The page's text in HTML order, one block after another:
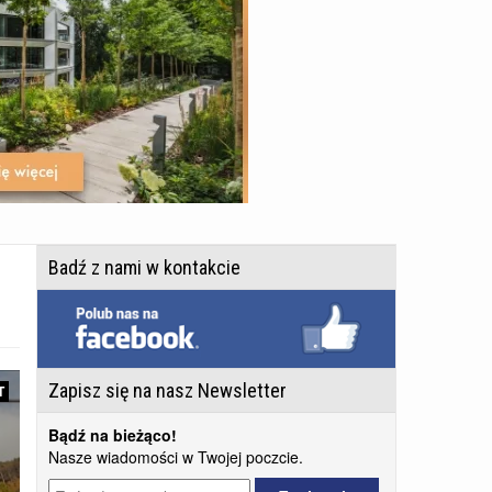
Badź z nami w kontakcie
Zapisz się na nasz Newsletter
Bądź na bieżąco!
Nasze wiadomości w Twojej poczcie.